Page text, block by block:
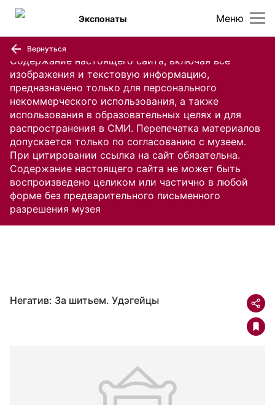
Содержание настоящего сайта, включая все
изображения и текстовую информацию,
предназначено только для персонального
некоммерческого использования, а также
использования в образовательных целях и для
распространения в СМИ. Перепечатка материалов
допускается только по согласованию с музеем.
При цитировании ссылка на сайт обязательна.
Содержание настоящего сайта не может быть
воспроизведено целиком или частично в любой
форме без предварительного письменного
разрешения музея
Меню
Экспонаты
Вернуться
Негатив: За шитьем. Удэгейцы